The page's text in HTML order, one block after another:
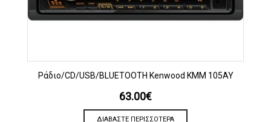
Ράδιο/CD/USB/BLUETOOTH Kenwood KMM 105AY
63.00€
ΔΙΑΒΆΣΤΕ ΠΕΡΙΣΣΌΤΕΡΑ